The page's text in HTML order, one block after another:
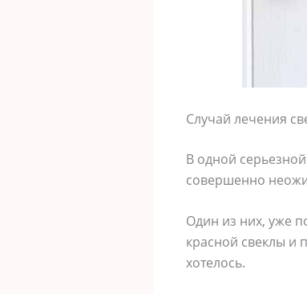
Случай лечения
В одной
совершенно
Один из них, уже
красной свеклы и
хотелось.